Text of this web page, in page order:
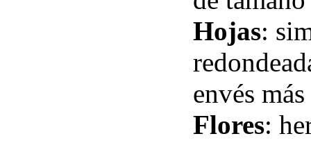
Hojas:
envés
Flores: